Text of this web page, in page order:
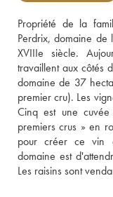
Propriété de la
Perdrix, domaine de
XVIIIe siècle.
travaillent aux côtés
domaine de 37
premier cru). Les
Cinq est une
premiers crus » en
pour créer ce vin
domaine est
Les raisins sont